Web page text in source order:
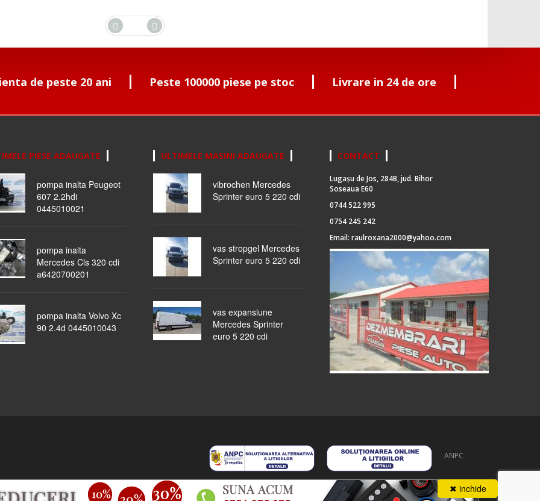
de peste 20 ani Peste 100000 piese pe stoc Livrare in 24 de ore
PIESE ADAUGATE
pompa inalta Peugeot
607 2.2hdi
0445010021
pompa inalta
Mercedes Cls 320 cdi
a6420700201
pompa inalta Volvo Xc
90 2.4d 0445010043
ULTIMELE MASINI ADAUGATE
vibrochen Mercedes
Sprinter euro 5 220 cdi
vas stropgel Mercedes
Sprinter euro 5 220 cdi
vas expansiune
Mercedes Sprinter
euro 5 220 cdi
CONTACT
Lugașu de Jos, 284B, jud. Bihor
Soseaua E60
0744 522 995
0754 245 242
Email: raulroxana2000@yahoo.com
ANPC
piese auto masini dezmembrate ocazii lichidari stoc despre noi formular cerere autentificare contact
✖ inchide